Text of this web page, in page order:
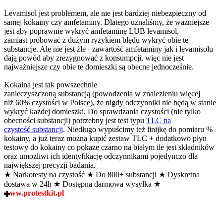
Levamisol jest problemem, ale nie jest bardziej niebezpieczny od
samej kokainy czy amfetaminy. Dlatego uznaliśmy, że ważniejsze
jest aby poprawnie wykryć amfetaminę LUB levamisol,
zamiast próbować z dużym ryzykiem błędu wykryć obie te
substancje. Ale nie jest źle - zawartość amfetaminy jak i levamisolu
dają powód aby zrezygnować z konsumpcji, więc nie jest
najważniejsze czy obie te domieszki są obecne jednocześnie.
Kokaina jest tak powszechnie
zanieczyszczoną substancją (powodzenia w znalezieniu więcej
niż 60% czystości w Polsce), że nigdy odczynniki nie będą w stanie
wykryć każdej domieszki. Do sprawdzania czystości (nie tylko
obecności substancji) potrzebny jest test typu TLC na
czystość substancji. Niedługo wypuścimy też linijkę do pomiaru %
kokainy, a już teraz można kupić zestaw TLC + dodatkowo płyn
testowy do kokainy co pokaże czarno na białym ile jest składników
oraz umożliwi ich identyfikację odczynnikami pojedynczo dla
największej precyzji badania.
★ Narkotesty na czystość ★ Do 800+ substancji ★ Dyskretna
dostawa w 24h ★ Dostępna darmowa wysyłka ★
www.protestkit.pl